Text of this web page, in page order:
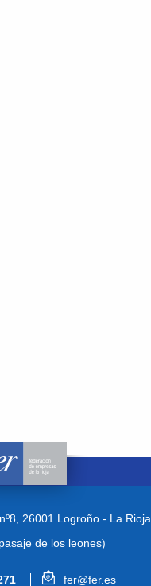
26001 Logroño - La Rioja
de los leones)
fer@fer.es